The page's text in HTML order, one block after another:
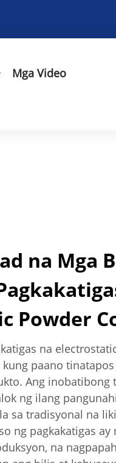
Mga Video
na Mga
Powder
na
paano
Ang inobatibong
ng ilang
sa tradisyonal na
ng pagkakatigas ay
na